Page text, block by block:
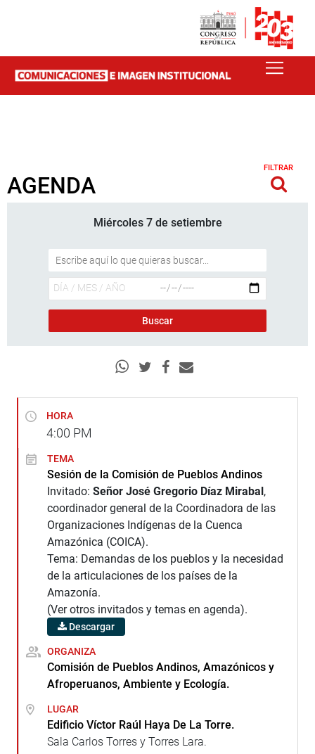
AGENDA
FILTRAR
Miércoles 7 de setiembre
HORA
4:00 PM
TEMA
Sesión de la Comisión de Pueblos Andinos
Invitado: Señor José Gregorio Díaz Mirabal,
coordinador general de la Coordinadora de las
Organizaciones Indígenas de la Cuenca
Amazónica (COICA).
Tema: Demandas de los pueblos y la necesidad
de la articulaciones de los países de la
Amazonía.
(Ver otros invitados y temas en agenda).
Descargar
ORGANIZA
Comisión de Pueblos Andinos, Amazónicos y
Afroperuanos, Ambiente y Ecología.
LUGAR
Edificio Víctor Raúl Haya De La Torre.
Sala Carlos Torres y Torres Lara.